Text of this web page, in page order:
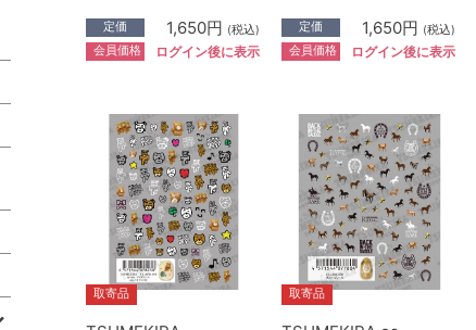
定価 1,650円 (税込)
会員価格 ログイン後に表示
定価 1,650円 (税込)
会員価格 ログイン後に表示
取寄品 取寄品